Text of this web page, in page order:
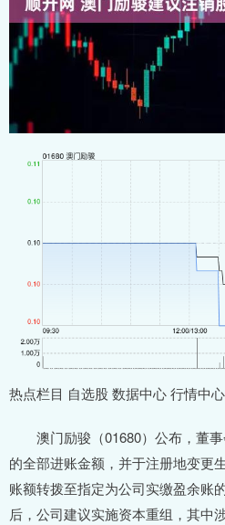
热点栏目 自选股 数据中心 行情中
澳门励骏（01680）公布，董事
的全部进账金额，并于注册地变更
账额转拨至指定为公司实缴盈余账
后，公司建议实施资本重组，其中